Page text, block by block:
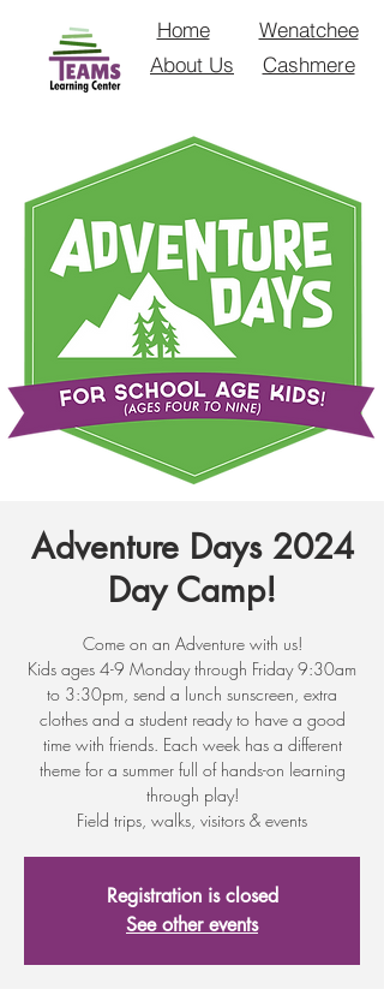
Home
Cashmere
About Us
Wenatchee
Adventure Days 2024
Day Camp!
Come on an Adventure with us!
Kids ages 4-9 Monday through Friday 9:30am
to 3:30pm, send a lunch sunscreen, extra
clothes and a student ready to have a good
time with friends. Each week has a different
theme for a summer full of hands-on learning
through play!
Field trips, walks, visitors & events
Registration is closed
See other events